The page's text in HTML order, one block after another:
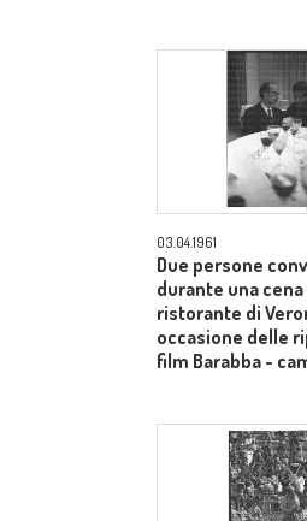
03.04.1961
Due persone
durante una cena
ristorante di
occasione delle
film Barabba -